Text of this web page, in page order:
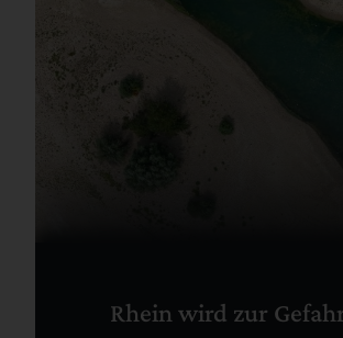
Rhein wird zur